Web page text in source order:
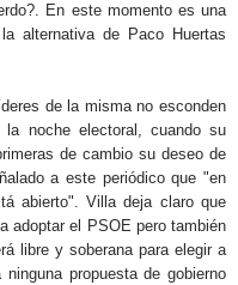
En este momento es una
alternativa de Paco Huertas
de la misma no esconden
noche electoral, cuando su
de cambio su deseo de
a este periódico que "en
abierto". Villa deja claro que
adoptar el PSOE pero también
libre y soberana para elegir a
propuesta de gobierno